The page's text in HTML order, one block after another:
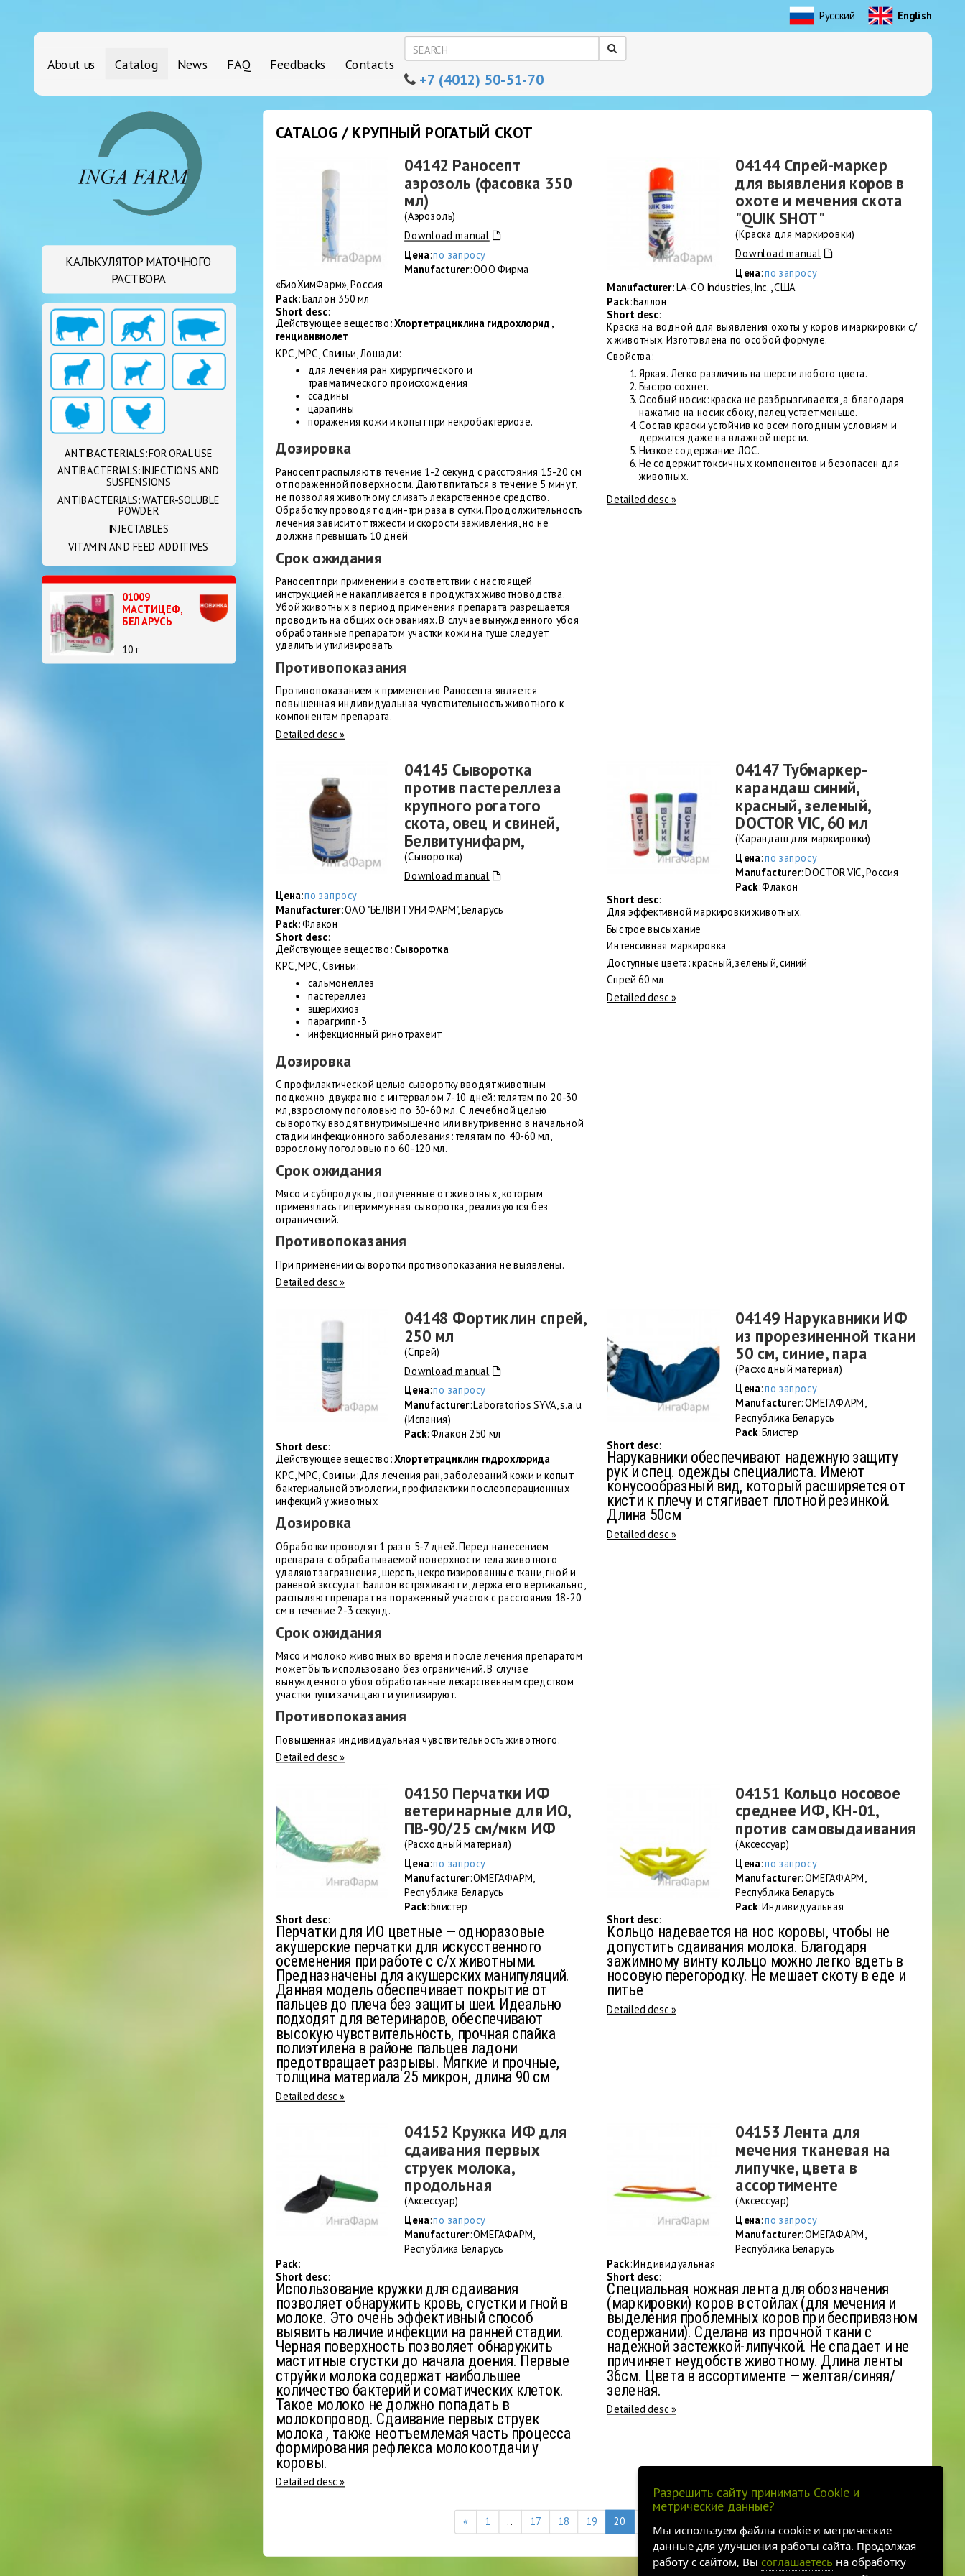
Русский English
About us Catalog News FAQ Feedbacks Contacts
+7 (4012) 50-51-70
КАЛЬКУЛЯТОР МАТОЧНОГО
РАСТВОРА
ANTIBACTERIALS: FOR ORAL USE
ANTIBACTERIALS: INJECTIONS AND
SUSPENSIONS
ANTIBACTERIALS: WATER-SOLUBLE
POWDER
INJECTABLES
VITAMIN AND FEED ADDITIVES
01009
МАСТИЦЕФ,
БЕЛАРУСЬ
10 г
CATALOG / КРУПНЫЙ РОГАТЫЙ СКОТ
04142 Раносепт
аэрозоль (фасовка 350
мл)
(Аэрозоль)
Download manual
Цена:по запросу
Manufacturer: ООО Фирма
«БиоХимФарм», Россия
Pack: Баллон 350 мл
Short desc:
Действующее вещество:Хлортетрациклина гидрохлорид ,
генцианвиолет
КРС, МРС, Свиньи, Лошади:
для лечения ран хирургического и
травматического происхождения
ссадины
царапины
поражения кожи и копыт при некробактериозе.
Дозировка
Раносепт распыляют в течение 1-2 секунд с расстояния 15-20 см
от пораженной поверхности. Дают впитаться в течение 5 минут,
не позволяя животному слизать лекарственное средство.
Обработку проводят один-три раза в сутки. Продолжительность
лечения зависит от тяжести и скорости заживления, но не
должна превышать 10 дней
Срок ожидания
Раносепт при применении в соответствии с настоящей
инструкцией не накапливается в продуктах животноводства.
Убой животных в период применения препарата разрешается
проводить на общих основаниях. В случае вынужденного убоя
обработанные препаратом участки кожи на туше следует
удалить и утилизировать.
Противопоказания
Противопоказанием к применению Раносепта является
повышенная индивидуальная чувствительность животного к
компонентам препарата.
Detailed desc »
04144 Спрей-маркер
для выявления коров в
охоте и мечения скота
"QUIK SHOT"
(Краска для маркировки)
Download manual
Цена:по запросу
Manufacturer: LA-CO Industries, Inc., США
Pack: Баллон
Short desc:
Краска на водной для выявления охоты у коров и маркировки с/
х животных. Изготовлена по особой формуле.
Свойства:
Яркая. Легко различить на шерсти любого цвета.
Быстро сохнет.
Особый носик: краска не разбрызгивается, а благодаря
нажатию на носик сбоку, палец устает меньше.
Состав краски устойчив ко всем погодным условиям и
держится даже на влажной шерсти.
Низкое содержание ЛОС.
Не содержит токсичных компонентов и безопасен для
животных.
Detailed desc »
04145 Сыворотка
против пастереллеза
крупного рогатого
скота, овец и свиней,
Белвитунифарм,
(Сыворотка)
Download manual
Цена:по запросу
Manufacturer: ОАО "БЕЛВИТУНИФАРМ", Беларусь
Pack: Флакон
Short desc:
Действующее вещество: Сыворотка
КРС, МРС, Свиньи:
сальмонеллез
пастереллез
эшерихиоз
парагрипп-3
инфекционный ринотрахеит
Дозировка
С профилактической целью сыворотку вводят животным
подкожно двукратно с интервалом 7-10 дней: телятам по 20-30
мл, взрослому поголовью по 30-60 мл. С лечебной целью
сыворотку вводят внутримышечно или внутривенно в начальной
стадии инфекционного заболевания: телятам по 40-60 мл,
взрослому поголовью по 60-120 мл.
Срок ожидания
Мясо и субпродукты, полученные от животных, которым
применялась гипериммунная сыворотка, реализуются без
ограничений.
Противопоказания
При применении сыворотки противопоказания не выявлены.
Detailed desc »
04147 Тубмаркер-
карандаш синий,
красный, зеленый,
DOCTOR VIC, 60 мл
(Карандаш для маркировки)
Цена:по запросу
Manufacturer: DOCTOR VIC, Россия
Pack: Флакон
Short desc:
Для эффективной маркировки животных.
Быстрое высыхание
Интенсивная маркировка
Доступные цвета: красный, зеленый, синий
Спрей 60 мл
Detailed desc »
04148 Фортиклин спрей,
250 мл
(Спрей)
Download manual
Цена:по запросу
Manufacturer: Laboratorios SYVA, s.a.u.
(Испания)
Pack: Флакон 250 мл
Short desc:
Действующее вещество:Хлортетрациклин гидрохлорида
КРС, МРС, Свиньи: Для лечения ран, заболеваний кожи и копыт
бактериальной этиологии, профилактики послеоперационных
инфекций у животных
Дозировка
Обработки проводят 1 раз в 5-7 дней. Перед нанесением
препарата с обрабатываемой поверхности тела животного
удаляют загрязнения, шерсть, некротизированные ткани, гной и
раневой экссудат. Баллон встряхивают и, держа его вертикально,
распыляют препарат на пораженный участок с расстояния 18-20
см в течение 2-3 секунд.
Срок ожидания
Мясо и молоко животных во время и после лечения препаратом
может быть использовано без ограничений. В случае
вынужденного убоя обработанные лекарственным средством
участки туши зачищают и утилизируют.
Противопоказания
Повышенная индивидуальная чувствительность животного.
Detailed desc »
04149 Нарукавники ИФ
из прорезиненной ткани
50 см, синие, пара
(Расходный материал)
Цена:по запросу
Manufacturer: ОМЕГАФАРМ,
Республика Беларусь
Pack: Блистер
Short desc:
Нарукавники обеспечивают надежную защиту
рук и спец. одежды специалиста. Имеют
конусообразный вид, который расширяется от
кисти к плечу и стягивает плотной резинкой.
Длина 50см
Detailed desc »
04150 Перчатки ИФ
ветеринарные для ИО,
ПВ-90/25 см/мкм ИФ
(Расходный материал)
Цена:по запросу
Manufacturer: ОМЕГАФАРМ,
Республика Беларусь
Pack: Блистер
Short desc:
Перчатки для ИО цветные — одноразовые
акушерские перчатки для искусственного
осеменения при работе с с/х животными.
Предназначены для акушерских манипуляций.
Данная модель обеспечивает покрытие от
пальцев до плеча без защиты шеи. Идеально
подходят для ветеринаров, обеспечивают
высокую чувствительность, прочная спайка
полиэтилена в районе пальцев ладони
предотвращает разрывы. Мягкие и прочные,
толщина материала 25 микрон, длина 90 см
Detailed desc »
04151 Кольцо носовое
среднее ИФ, КН-01,
против самовыдаивания
(Аксессуар)
Цена:по запросу
Manufacturer: ОМЕГАФАРМ,
Республика Беларусь
Pack: Индивидуальная
Short desc:
Кольцо надевается на нос коровы, чтобы не
допустить сдаивания молока. Благодаря
зажимному винту кольцо можно легко вдеть в
носовую перегородку. Не мешает скоту в еде и
питье
Detailed desc »
04152 Кружка ИФ для
сдаивания первых
струек молока,
продольная
(Аксессуар)
Цена:по запросу
Manufacturer: ОМЕГАФАРМ,
Республика Беларусь
Pack:
Short desc:
Использование кружки для сдаивания
позволяет обнаружить кровь, сгустки и гной в
молоке. Это очень эффективный способ
выявить наличие инфекции на ранней стадии.
Черная поверхность позволяет обнаружить
маститные сгустки до начала доения. Первые
струйки молока содержат наибольшее
количество бактерий и соматических клеток.
Такое молоко не должно попадать в
молокопровод. Сдаивание первых струек
молока , также неотъемлемая часть процесса
формирования рефлекса молокоотдачи у
коровы.
Detailed desc »
04153 Лента для
мечения тканевая на
липучке, цвета в
ассортименте
(Аксессуар)
Цена:по запросу
Manufacturer: ОМЕГАФАРМ,
Республика Беларусь
Pack: Индивидуальная
Short desc:
Специальная ножная лента для обозначения
(маркировки) коров в стойлах (для мечения и
выделения проблемных коров при беспривязном
содержании). Сделана из прочной ткани с
надежной застежкой-липучкой. Не спадает и не
причиняет неудобств животному. Длина ленты
36см. Цвета в ассортименте — желтая/синяя/
зеленая.
Detailed desc »
« 1 .. 17 18 19 20
Разрешить сайту принимать Cookie и
метрические данные?
Мы используем файлы cookie и метрические
данные для улучшения работы сайта. Продолжая
работу с сайтом, Вы соглашаетесь на обработку